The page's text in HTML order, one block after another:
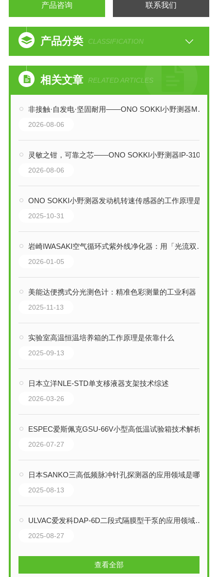
产品咨询 联系我们
产品分类 CLASSIFICATION
相关文章 RELATED ARTICLES
非接触·自发电·坚固耐用——ONO SOKKI小野测器MP-9100电磁式转速传感器
2026-08-06
灵敏之钳，可靠之芯——ONO SOKKI小野测器IP-3100发动机转速传感器技术解析
2026-08-06
ONO SOKKI小野测器发动机转速传感器的工作原理是什么
2025-10-31
岩崎IWASAKI空气循环式紫外线净化器：用「光流双效」构筑动态空气安全防线
2026-01-05
美能达便携式分光测色计：精准色彩测量的工业利器
2025-11-13
实验室高温恒温培养箱的工作原理是依靠什么
2025-09-13
日本立洋NLE-STD单支移液器支架技术综述
2026-03-26
ESPEC爱斯佩克GSU-66V小型高低温试验箱技术解析
2026-07-27
日本SANKO三高低频脉冲针孔探测器的应用领域是哪些
2025-08-13
ULVAC爱发科DAP-6D二段式隔膜型干泵的应用领域是什么
2025-08-27
查看全部